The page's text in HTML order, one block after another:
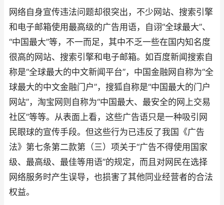
网络自身宣传违法问题却很突出，不少网站、搜索引擎
和电子邮箱使用最高级的广告用语，自诩“全球最大”、
“中国最大”等，不一而足，其中不乏一些在国内知名度
很高的网站、搜索引擎和电子邮箱。如百度新闻搜索自
称是“全球最大的中文新闻平台”，中国金融网自称为“全
球最大的中文金融门户”，搜狐自称是“中国最大的门户
网站”，淘宝网则自称为“中国最大、最安全的网上交易
社区”等等。从表面上看，这些广告语只是一种吸引网
民眼球的宣传手段。但这些行为已违反了我国《广告
法》第七条第二款第（三）项关于“广告不得使用国家
级、最高级、最佳等用语”的规定，而且对网民在选择
网络服务时产生误导，也损害了其他同业经营者的合法
权益。